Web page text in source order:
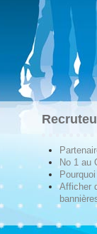
No 1 au
Afficher